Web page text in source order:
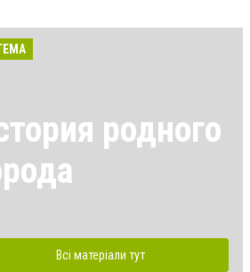
родного
Всі матеріали тут